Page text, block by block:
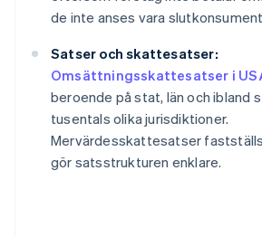
de inte anses vara
Satser och skattesatser:
Omsättningsskattesatser i
beroende på stat, län och ibland
tusentals olika jurisdiktioner.
Mervärdesskattesatser
gör satsstrukturen enklare.